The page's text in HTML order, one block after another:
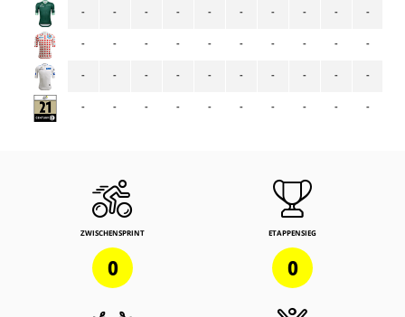
-
-
-
-
-
-
-
-
-
-
-
-
-
-
-
-
-
-
-
-
-
-
-
-
-
-
-
-
-
-
-
-
-
-
-
-
-
-
-
-
ZWISCHENSPRINT
0
ETAPPENSIEG
0